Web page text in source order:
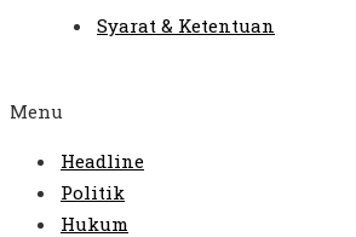
Syarat & Ketentuan
Menu
Headline
Politik
Hukum